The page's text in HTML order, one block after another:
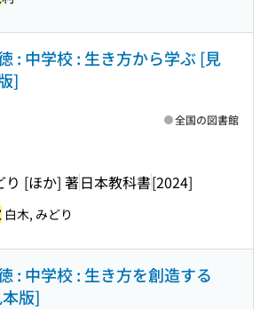
: 中学校 : 生き方から学ぶ [見
]
り [ほか] 著日本教科書[2024]
全国の図書館
白木, みどり
: 中学校 : 生き方を創造する
版]